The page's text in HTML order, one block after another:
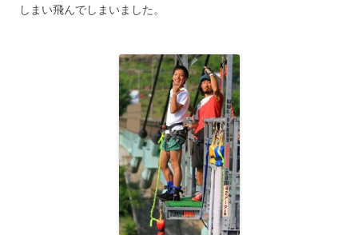
しまい飛んでしまいました。